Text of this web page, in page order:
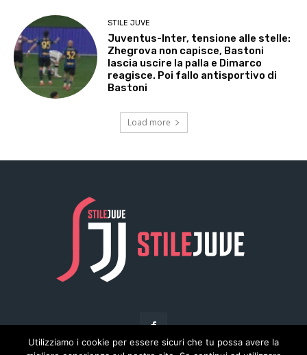
Utilizziamo i cookie per essere sicuri che tu possa avere la